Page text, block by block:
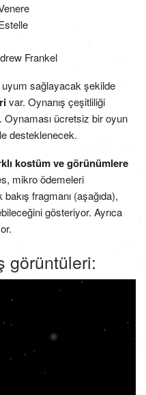
Frankel
sağlayacak şekilde
var. Oynanış çeşitliliği
Oynaması ücretsiz bir oyun
desteklenecek.
kostüm ve görünümlere
mikro ödemeleri
fragmanı (aşağıda),
gösteriyor. Ayrıca
görüntüleri: